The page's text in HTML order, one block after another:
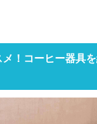
！コーヒー器具